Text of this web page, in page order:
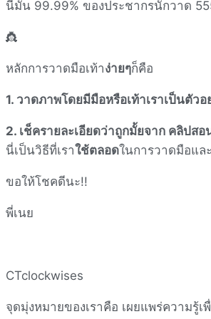
นี่มัน 99.99% ของประชากรนักวาด
👸
หลักการวาดมือเท้าง่ายๆก็คือ
1. วาดภาพโดยมีมือหรือเท้าเราเป็นตัว
2. เช็ครายละเอียดว่าถูกมั้ยจาก คลิปส
นี่เป็นวิธีที่เราใช้ตลอดในการวาดมือแล
ขอให้โชคดีนะ!!
พี่เนย
CTclockwises
จุดมุ่งหมายของเราคือ เผยแพร่ความรู้